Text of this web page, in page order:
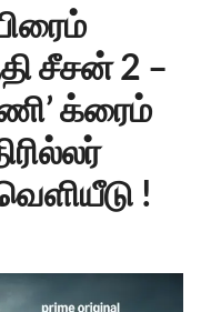
சீசன் 2 –
க்ரைம்
!